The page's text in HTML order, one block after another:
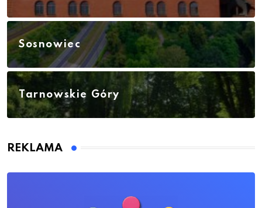
Sosnowiec
Tarnowskie Góry
REKLAMA